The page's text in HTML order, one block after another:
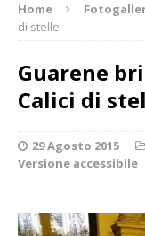
Home
di stelle
Guarene
Calici di
29 Agosto 2015
Versione accessibile